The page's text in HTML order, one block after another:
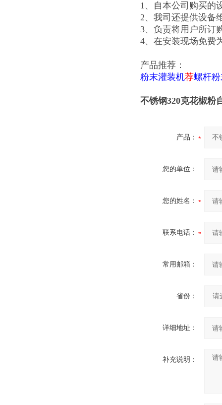
1、自本公司购买的
2、我司还提供设备
3、负责将用户所订
4、在安装现场免费
产品推荐：
粉末灌装机荐螺杆
不锈钢320克花椒粉
产品：
您的单位：
您的姓名：
联系电话：
常用邮箱：
省份：
详细地址：
补充说明：